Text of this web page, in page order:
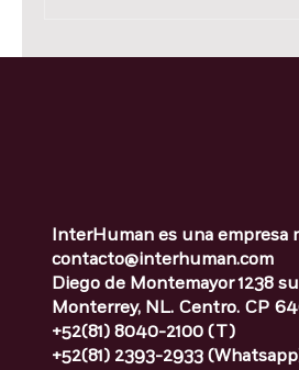
InterHuman es una empresa
contacto@interhuman.com
Diego de Montemayor 1238
Monterrey, NL. Centro. CP
+52(81) 8040-2100 (T)
+52(81) 2393-2933